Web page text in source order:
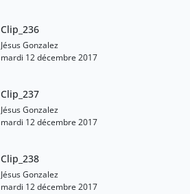
Clip_236
Jésus Gonzalez
mardi 12 décembre 2017
Clip_237
Jésus Gonzalez
mardi 12 décembre 2017
Clip_238
Jésus Gonzalez
mardi 12 décembre 2017